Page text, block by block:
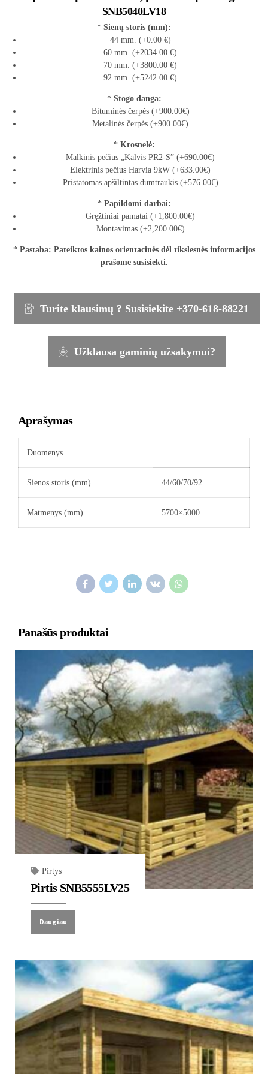
SNB5040LV18
* Sienų storis (mm):
44 mm. (+0.00 €)
60 mm. (+2034.00 €)
70 mm. (+3800.00 €)
92 mm. (+5242.00 €)
* Stogo danga:
Bituminės čerpės (+900.00€)
Metalinės čerpės (+900.00€)
* Krosnelė:
Malkinis pečius „Kalvis PR2-S” (+690.00€)
Elektrinis pečius Harvia 9kW (+633.00€)
Pristatomas apšiltintas dūmtraukis (+576.00€)
* Papildomi darbai:
Gręžtiniai pamatai (+1,800.00€)
Montavimas (+2,200.00€)
* Pastaba: Pateiktos kainos orientacinės dėl tikslesnės informacijos
prašome susisiekti.
Turite klausimų ? Susisiekite +370-618-88221
Užklausa gaminių užsakymui?
Aprašymas
Duomenys
Sienos storis (mm) 44/60/70/92
Matmenys (mm) 5700×5000
Panašūs produktai
Pirtys
Pirtis SNB5555LV25
Daugiau